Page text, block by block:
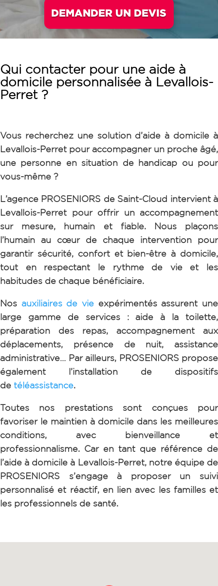
DEMANDER UN DEVIS
Qui contacter pour une aide à
domicile personnalisée à Levallois-
Perret ?
Vous recherchez une solution d’aide à domicile à
Levallois-Perret pour accompagner un proche âgé,
une personne en situation de handicap ou pour
vous-même ?
L’agence PROSENIORS de Saint-Cloud intervient à
Levallois-Perret pour offrir un accompagnement
sur mesure, humain et fiable. Nous plaçons
l’humain au cœur de chaque intervention pour
garantir sécurité, confort et bien-être à domicile,
tout en respectant le rythme de vie et les
habitudes de chaque bénéficiaire.
Nos auxiliaires de vie expérimentés assurent une
large gamme de services : aide à la toilette,
préparation des repas, accompagnement aux
déplacements, présence de nuit, assistance
administrative… Par ailleurs, PROSENIORS propose
également l’installation de dispositifs
de téléassistance.
Toutes nos prestations sont conçues pour
favoriser le maintien à domicile dans les meilleures
conditions, avec bienveillance et
professionnalisme. Car en tant que référence de
l’aide à domicile à Levallois-Perret, notre équipe de
PROSENIORS s’engage à proposer un suivi
personnalisé et réactif, en lien avec les familles et
les professionnels de santé.